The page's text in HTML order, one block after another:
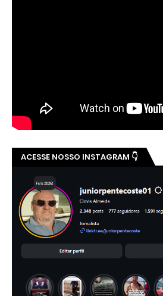
ACESSE NOSSO INSTAGRAM 👇